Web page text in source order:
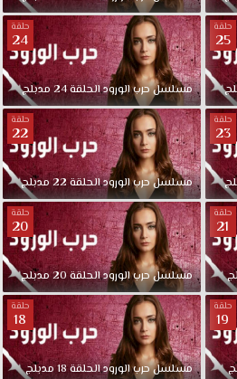
حلقة
25
حلقة
24
مسلسلحربالورودالحلقة24مدبلج
حلقة
23
حلقة
22
مسلسلحربالورودالحلقة22مدبلج
حلقة
21
حلقة
20
مسلسلحربالورودالحلقة20مدبلج
حلقة
19
حلقة
18
مسلسلحربالورودالحلقة18مدبلج